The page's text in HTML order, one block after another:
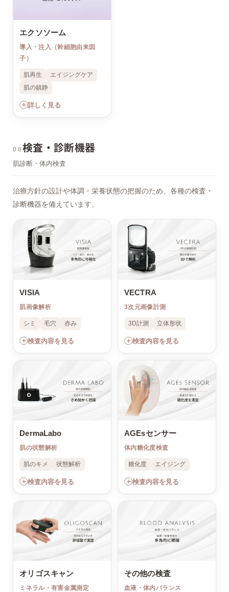
エクソソーム
導入・注入（幹細胞由来因
子）
肌再生 エイジングケア
肌の鎮静
＋詳しく見る
06 検査・診断機器
肌診断・体内検査
治療方針の設計や体調・栄養状態の把握のため、各種の検査・
診断機器を備えています。
VISIA
肌画像解析
シミ 毛穴 赤み
＋検査内容を見る
VECTRA
3次元画像計測
3D計測 立体形状
＋検査内容を見る
DermaLabo
肌の状態解析
肌のキメ 状態解析
＋検査内容を見る
AGEsセンサー
体内糖化度検査
糖化度 エイジング
＋検査内容を見る
オリゴスキャン
ミネラル・有害金属測定
その他の検査
血液・体内バランス